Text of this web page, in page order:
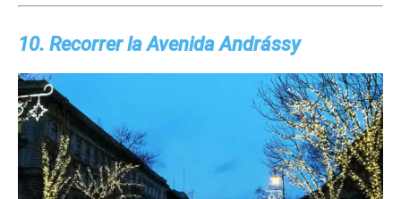
10. Recorrer la Avenida Andrássy